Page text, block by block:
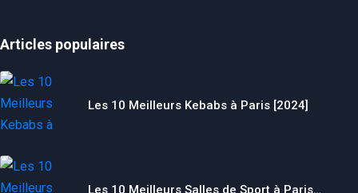
Articles populaires
Les 10 Meilleurs Kebabs à Paris [2024]
Les 10 Meilleurs Salles de Sport à Paris…
Nécessaire